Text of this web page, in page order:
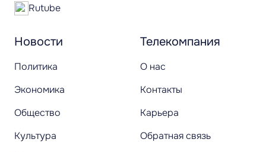
Новости
Политика
Экономика
Общество
Культура
Телекомпания
О нас
Контакты
Карьера
Обратная связь
Rutube